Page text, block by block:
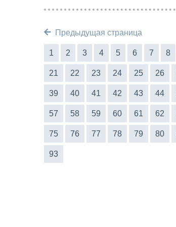
Предыдущая страница
1 2 3 4 5 6 7 8
21 22 23 24 25 26
39 40 41 42 43 44
57 58 59 60 61 62
75 76 77 78 79 80
93